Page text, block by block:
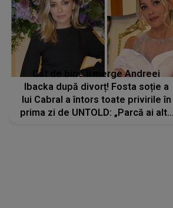
Cât de bine îi merge Andreei
Ibacka după divorț! Fosta soție a
lui Cabral a întors toate privirile în
prima zi de UNTOLD: „Parcă ai altă